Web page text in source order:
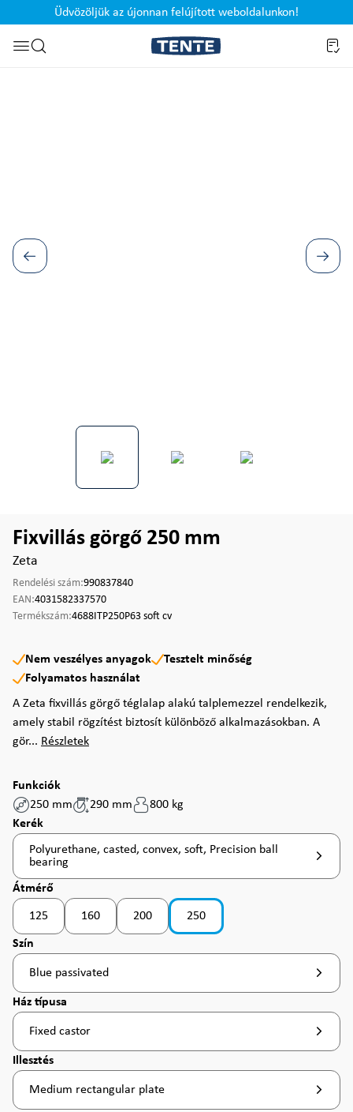
Ugrás a kereséshez
Üdvözöljük az újonnan felújított weboldalunkon!
Fixvillás görgő 250 mm
Zeta
Rendelési szám:990837840
EAN:4031582337570
Termékszám:4688ITP250P63 soft cv
Nem veszélyes anyagok
Tesztelt minőség
Folyamatos használat
A Zeta fixvillás görgő téglalap alakú talplemezzel rendelkezik,
amely stabil rögzítést biztosít különböző alkalmazásokban. A
gör... Részletek
Funkciók
250 mm
290 mm
800 kg
Válasszon
Kerék
Polyurethane, casted, convex, soft, Precision ball
bearing
Válasszon
Átmérő
125
(Ez az opció jelenleg nem érhető el. )
160
(Ez az opció jelenleg nem érhető el. )
200
(Ez az opció jelenleg nem érhető el. )
250
(Ez az opció jelenleg nem érhető
Válasszon
Szín
Blue passivated
Válasszon
Ház típusa
Fixed castor
Válasszon
Illesztés
Medium rectangular plate